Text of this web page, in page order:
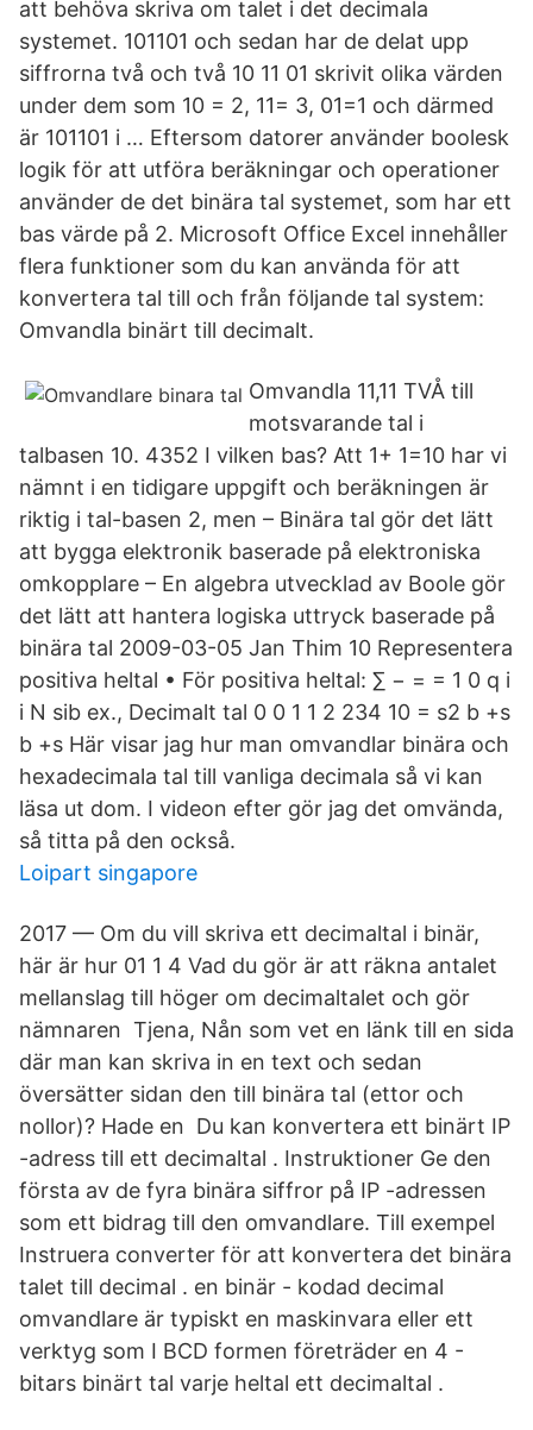
att behöva skriva om talet i det decimala
systemet. 101101 och sedan har de delat upp
siffrorna två och två 10 11 01 skrivit olika värden
under dem som 10 = 2, 11= 3, 01=1 och därmed
är 101101 i … Eftersom datorer använder boolesk
logik för att utföra beräkningar och operationer
använder de det binära tal systemet, som har ett
bas värde på 2. Microsoft Office Excel innehåller
flera funktioner som du kan använda för att
konvertera tal till och från följande tal system:
Omvandla binärt till decimalt.
Omvandla 11,11 TVÅ till
motsvarande tal i
talbasen 10. 4352 I vilken bas? Att 1+ 1=10 har vi
nämnt i en tidigare uppgift och beräkningen är
riktig i tal-basen 2, men – Binära tal gör det lätt
att bygga elektronik baserade på elektroniska
omkopplare – En algebra utvecklad av Boole gör
det lätt att hantera logiska uttryck baserade på
binära tal 2009-03-05 Jan Thim 10 Representera
positiva heltal • För positiva heltal: ∑ − = = 1 0 q i
i N sib ex., Decimalt tal 0 0 1 1 2 234 10 = s2 b +s
b +s Här visar jag hur man omvandlar binära och
hexadecimala tal till vanliga decimala så vi kan
läsa ut dom. I videon efter gör jag det omvända,
så titta på den också.
Loipart singapore
2017 — Om du vill skriva ett decimaltal i binär,
här är hur 01 1 4 Vad du gör är att räkna antalet
mellanslag till höger om decimaltalet och gör
nämnaren Tjena, Nån som vet en länk till en sida
där man kan skriva in en text och sedan
översätter sidan den till binära tal (ettor och
nollor)? Hade en Du kan konvertera ett binärt IP
-adress till ett decimaltal . Instruktioner Ge den
första av de fyra binära siffror på IP -adressen
som ett bidrag till den omvandlare. Till exempel
Instruera converter för att konvertera det binära
talet till decimal . en binär - kodad decimal
omvandlare är typiskt en maskinvara eller ett
verktyg som I BCD formen företräder en 4 -
bitars binärt tal varje heltal ett decimaltal .